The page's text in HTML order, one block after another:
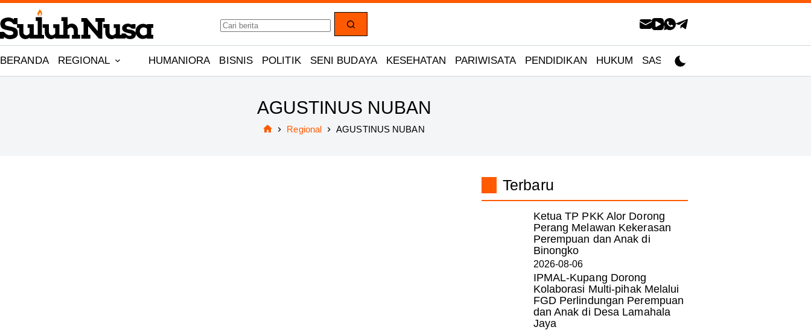
Skip
to
content
No
results
BERANDA REGIONAL HUMANIORA BISNIS POLITIK SENI BUDAYA KESEHATAN PARIWISATA PENDIDIKAN HUKUM SASTRA
AGUSTINUS NUBAN
Regional AGUSTINUS NUBAN
Terbaru
Ketua TP PKK Alor Dorong
Perang Melawan Kekerasan
Perempuan dan Anak di
Binongko
2026-08-06
IPMAL-Kupang Dorong
Kolaborasi Multi-pihak Melalui
FGD Perlindungan Perempuan
dan Anak di Desa Lamahala
Jaya